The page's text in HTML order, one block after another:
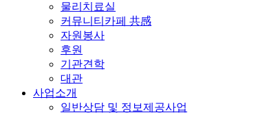
물리치료실
커뮤니티카페 共感
자원봉사
후원
기관견학
대관
사업소개
일반상담 및 정보제공사업